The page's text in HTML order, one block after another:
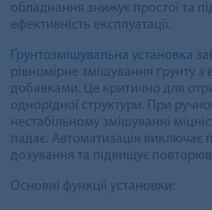
обладнання знижує простої та
ефективність експлуатації.
Ґрунтозмішувальна установка
рівномірне змішування ґрунту з
добавками. Це критично для
однорідної структури. При
нестабільному змішуванні
падає. Автоматизація виключає
дозування та підвищує
Основні функції установки: